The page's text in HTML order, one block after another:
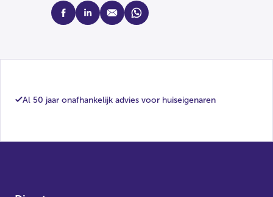
facebooklinkedinmail whatsapp
Al 50 jaar onafhankelijk advies voor huiseigenaren